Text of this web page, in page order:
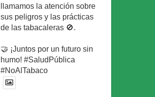
llamamos la atención sobre
sus peligros y las prácticas
de las tabacaleras 🚫.
🤝 ¡Juntos por un futuro sin
humo! #SaludPública
#NoAlTabaco